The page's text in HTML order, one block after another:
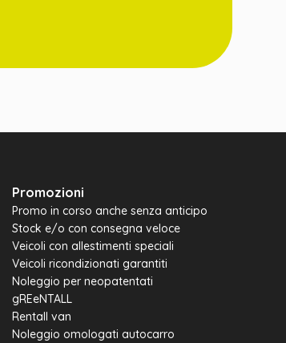
Promozioni
Promo in corso anche senza anticipo
Stock e/o con consegna veloce
Veicoli con allestimenti speciali
Veicoli ricondizionati garantiti
Noleggio per neopatentati
gREeNTALL
Rentall van
Noleggio omologati autocarro